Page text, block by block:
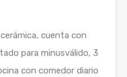
cuenta con
para minusválido, 3
con comedor diario